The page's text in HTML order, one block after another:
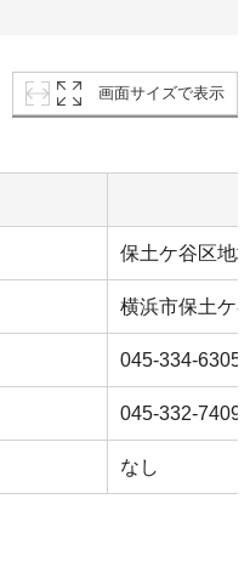
画面サイズで表示
保土ケ谷区地
横浜市保土ケ
045-334-6305
045-332-7409
なし